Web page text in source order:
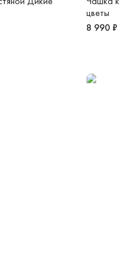
цветы
8 990 ₽